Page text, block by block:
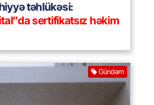
təhlükəsi:
sertifikatsız həkim
Gündəm